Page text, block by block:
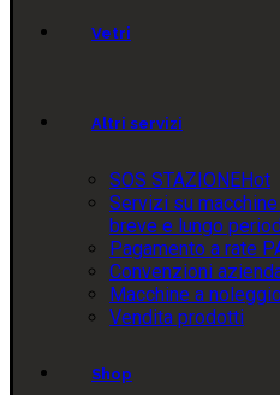
Vetri
Altri servizi
SOS STAZIONEHot
Servizi su
breve e lungo
Pagamento a rate
Convenzioni
Macchine a noleggio
Vendita prodotti
Shop